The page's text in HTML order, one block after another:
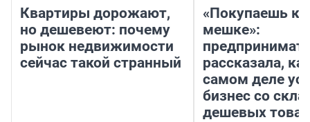
Квартиры дорожают,
но дешевеют: почему
рынок недвижимости
сейчас такой странный
«Покупаешь
мешке»:
рассказала,
самом деле
бизнес со
дешевых